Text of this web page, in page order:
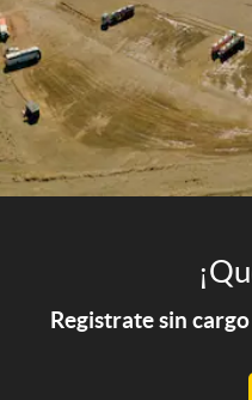
Registrate sin cargo